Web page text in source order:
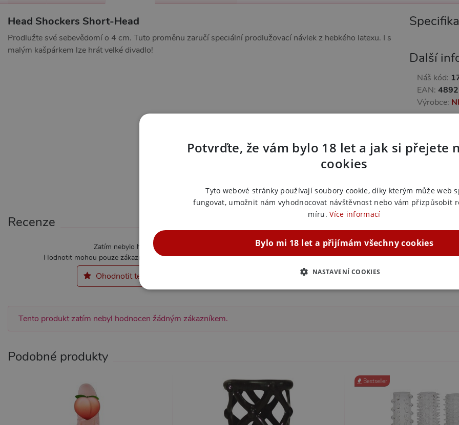
Head Shockers Short-Head
Prodlužte své sebevědomí o 4 cm. Tuto proměnu zaručí speciální prodlužovací návlek z hebkého latexu. I s
malým kašpárkem lze hrát velké divadlo!
Další
Náš kód:
EAN:
Výrobce:
Recenze
Zatím nebylo hodnoceno
Hodnotit mohou pouze zákazníci kteří produkt zakoupili.
Ohodnotit tento produkt
Tento produkt zatím nebyl hodnocen žádným zákazníkem.
Podobné produkty
Bestseller
Potvrďte, že vám bylo 18 let a jak si přejete
cookies
Tyto webové stránky používají soubory cookie, díky kterým může web
fungovat, umožnit nám vyhodnocovat návštěvnost nebo vám přizpůsobit
míru. Více informací
Bylo mi 18 let a přijímám všechny cookies
NASTAVENÍ COOKIES
NEZBYTNĚ NUTNÉ ANALYTICKÉ MARKETINGOVÉ
Provider / Doména Vyprší
CookieScript
.xsexshop.cz
1 rok 1
měsíc
Tento soubor cookie používá služba Cookie-Script.com
předvoleb souhlasu se soubory cookie návštěvníků. Je
Cookie-Script.com fungoval správně.